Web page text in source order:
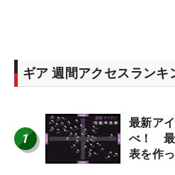
ギア 週間アクセスランキ
1
最新ア
べ！ 最
表を作